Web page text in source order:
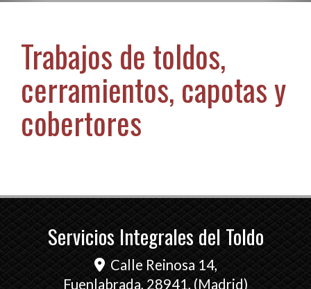
Trabajos de toldos,
cerramientos, capotas y
cobertores
Servicios Integrales del Toldo
Calle Reinosa 14,
Fuenlabrada, 28941, (Madrid)